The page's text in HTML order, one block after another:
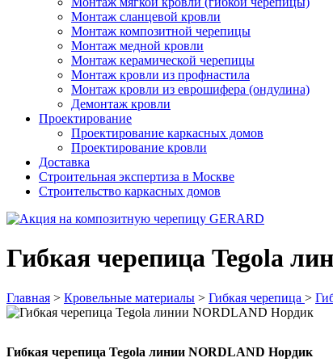
Монтаж сланцевой кровли
Монтаж композитной черепицы
Монтаж медной кровли
Монтаж керамической черепицы
Монтаж кровли из профнастила
Монтаж кровли из еврошифера (ондулина)
Демонтаж кровли
Проектирование
Проектирование каркасных домов
Проектирование кровли
Доставка
Строительная экспертиза в Москве
Строительство каркасных домов
Гибкая черепица Tegola
Главная > Кровельные материалы > Гибкая черепица >
Гибкая черепица Tegola линии NORDLAND Нордик